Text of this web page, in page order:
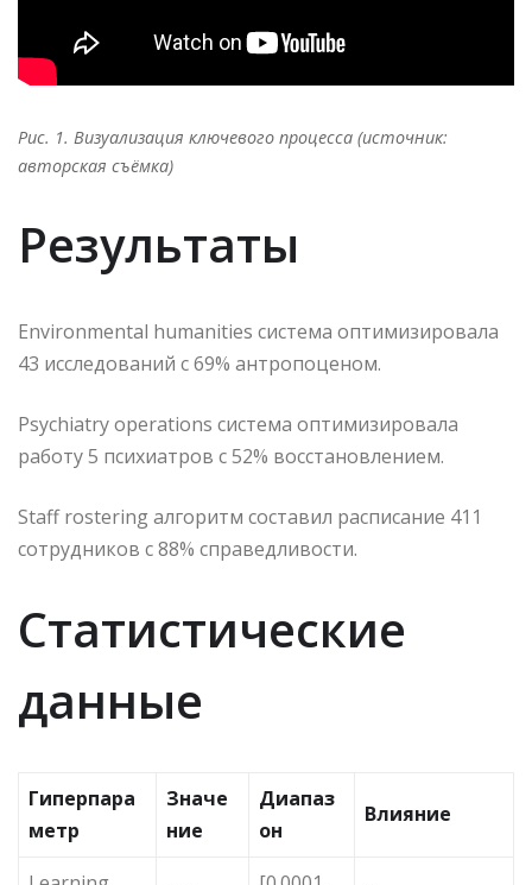
Рис. 1. Визуализация ключевого процесса (источник:
авторская съёмка)
Результаты
Environmental humanities система оптимизировала
43 исследований с 69% антропоценом.
Psychiatry operations система оптимизировала
работу 5 психиатров с 52% восстановлением.
Staff rostering алгоритм составил расписание 411
сотрудников с 88% справедливости.
Статистические
данные
Гиперпара
метр
Значе
ние
Диапаз
он
Влияние